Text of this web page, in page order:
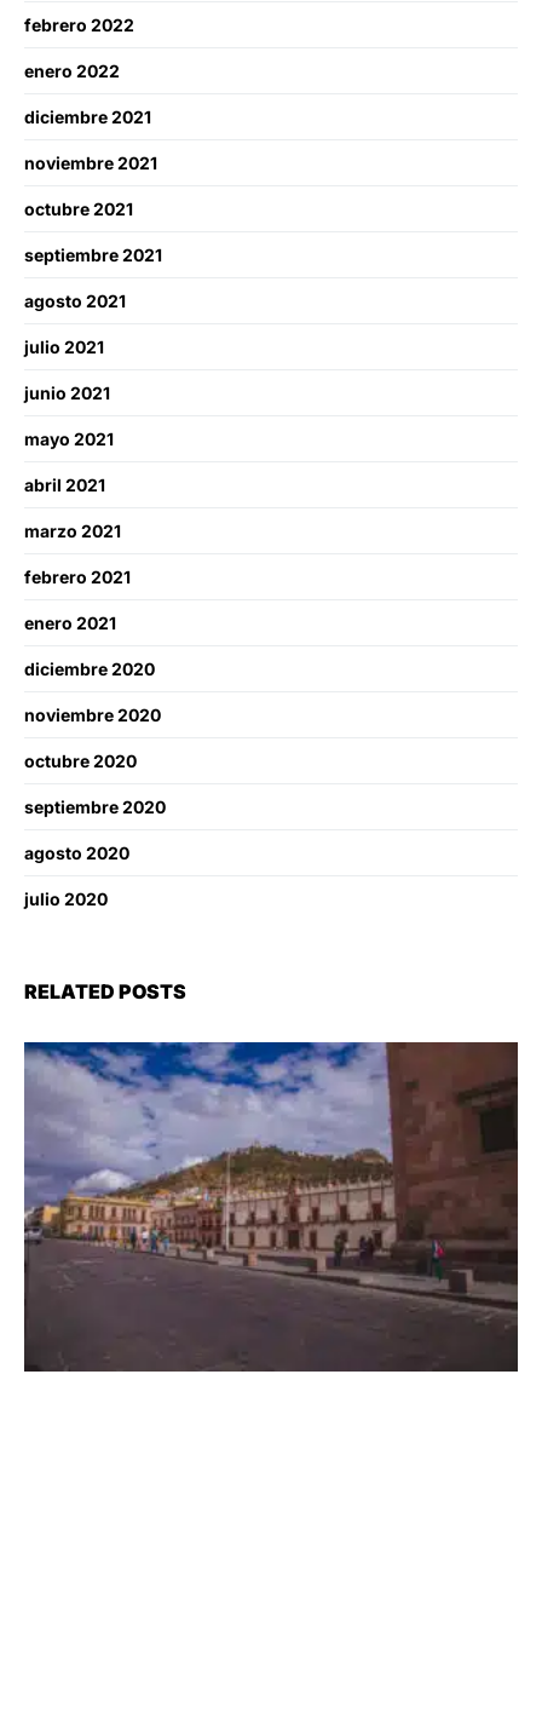
febrero 2022
enero 2022
diciembre 2021
noviembre 2021
octubre 2021
septiembre 2021
agosto 2021
julio 2021
junio 2021
mayo 2021
abril 2021
marzo 2021
febrero 2021
enero 2021
diciembre 2020
noviembre 2020
octubre 2020
septiembre 2020
agosto 2020
julio 2020
RELATED POSTS